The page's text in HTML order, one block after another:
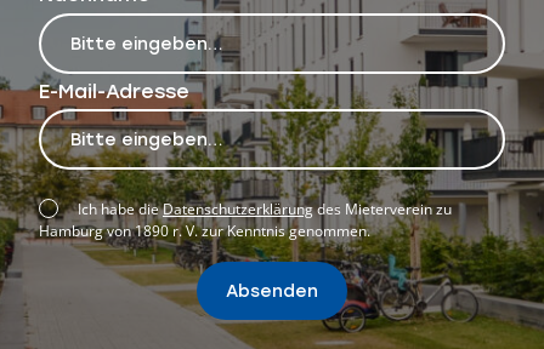
E-Mail-Adresse
Ich habe dieDatenschutzerklärungdes Mieterverein zu
Hamburg von 1890 r. V. zur Kenntnis genommen.
Absenden